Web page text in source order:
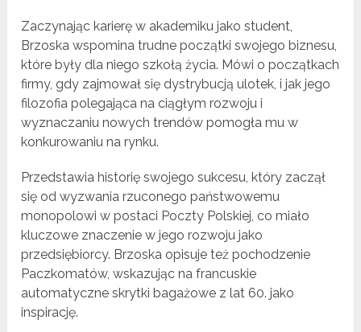
Zaczynając karierę w akademiku jako student,
Brzoska wspomina trudne początki swojego biznesu,
które były dla niego szkołą życia. Mówi o początkach
firmy, gdy zajmował się dystrybucją ulotek, i jak jego
filozofia polegająca na ciągłym rozwoju i
wyznaczaniu nowych trendów pomogła mu w
konkurowaniu na rynku.
Przedstawia historię swojego sukcesu, który zaczął
się od wyzwania rzuconego państwowemu
monopolowi w postaci Poczty Polskiej, co miało
kluczowe znaczenie w jego rozwoju jako
przedsiębiorcy. Brzoska opisuje też pochodzenie
Paczkomatów, wskazując na francuskie
automatyczne skrytki bagażowe z lat 60. jako
inspirację.